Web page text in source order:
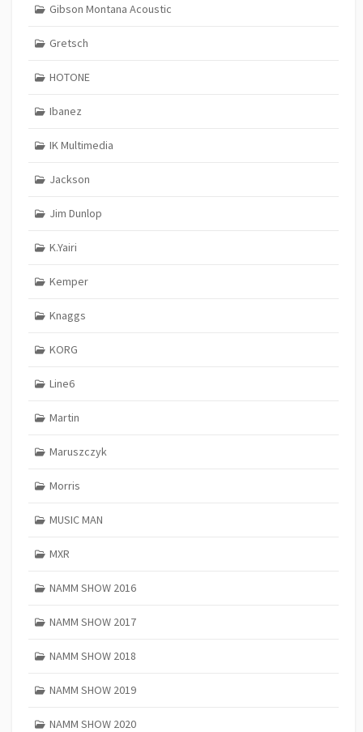
Gibson Montana Acoustic
Gretsch
HOTONE
Ibanez
IK Multimedia
Jackson
Jim Dunlop
K.Yairi
Kemper
Knaggs
KORG
Line6
Martin
Maruszczyk
Morris
MUSIC MAN
MXR
NAMM SHOW 2016
NAMM SHOW 2017
NAMM SHOW 2018
NAMM SHOW 2019
NAMM SHOW 2020